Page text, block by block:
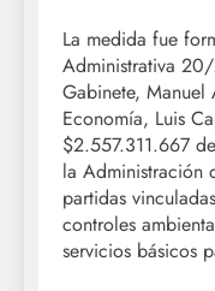
La medida fue
Administrativa
Gabinete,
Economía, Luis
$2.557.311.667
la Administración
partidas
controles
servicios básicos